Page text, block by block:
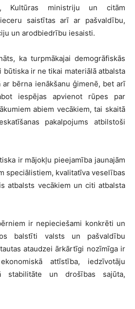
Kultūras ministriju un citām
saistītas arī ar pašvaldību,
un arodbiedrību iesaisti.
ka turpmākajai demogrāfiskās
būtiska ir ne tikai materiālā atbalsta
ar bērna ienākšanu ģimenē, bet arī
iespējas apvienot rūpes par
abiem vecākiem, tai skaitā
pakalpojums atbilstoši
ir mājokļu pieejamība jaunajām
speciālistiem, kvalitatīva veselības
atbalsts vecākiem un citi atbalsta
ir nepieciešami konkrēti un
balstīti valsts un pašvaldību
ataudzei ārkārtīgi nozīmīga ir
attīstība, iedzīvotāju
stabilitāte un drošības sajūta,